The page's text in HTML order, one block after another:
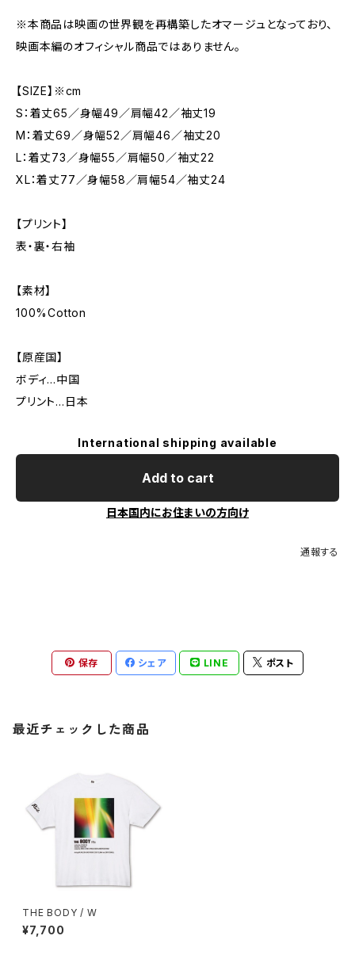
※本商品は映画の世界観を再構築したオマージュとなっており、
映画本編のオフィシャル商品ではありません。
【SIZE】※cm
S：着丈65／身幅49／肩幅42／袖丈19
M：着丈69／身幅52／肩幅46／袖丈20
L：着丈73／身幅55／肩幅50／袖丈22
XL：着丈77／身幅58／肩幅54／袖丈24
【プリント】
表・裏・右袖
【素材】
100%Cotton
【原産国】
ボディ…中国
プリント…日本
International shipping available
Add to cart
日本国内にお住まいの方向け
通報する
保存 シェア LINE ポスト
最近チェックした商品
THE BODY / W
¥7,700